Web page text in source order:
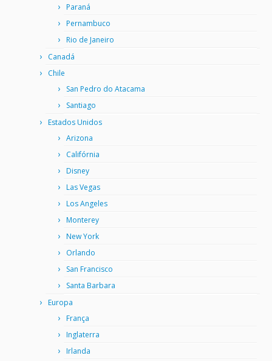
Paraná
Pernambuco
Rio de Janeiro
Canadá
Chile
San Pedro do Atacama
Santiago
Estados Unidos
Arizona
Califórnia
Disney
Las Vegas
Los Angeles
Monterey
New York
Orlando
San Francisco
Santa Barbara
Europa
França
Inglaterra
Irlanda